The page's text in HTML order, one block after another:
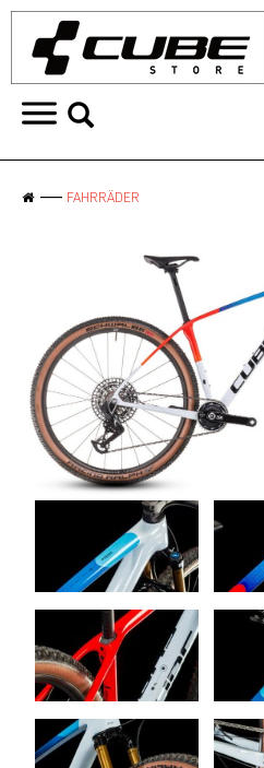
FAHRRÄDER